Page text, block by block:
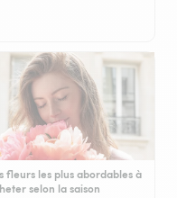
fleurs les plus abordables à
selon la saison